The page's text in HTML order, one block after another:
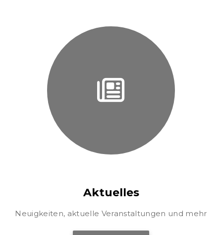
Aktuelles
Neuigkeiten, aktuelle Veranstaltungen und mehr